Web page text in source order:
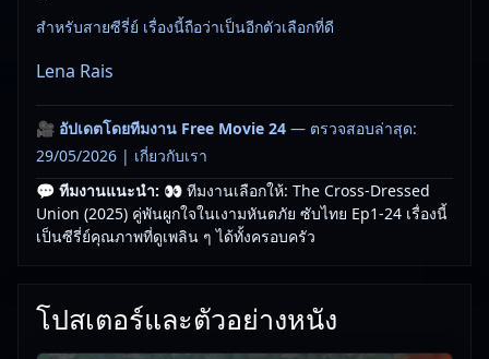
สำหรับสายซีรี่ย์ เรื่องนี้ถือว่าเป็นอีกตัวเลือกที่ดี
Lena Rais
🎥 อัปเดตโดยทีมงาน Free Movie 24 — ตรวจสอบล่าสุด:
29/05/2026 | เกี่ยวกับเรา
💬 ทีมงานแนะนำ: 👀 ทีมงานเลือกให้: The Cross-Dressed
Union (2025) คู่พันผูกใจในเงามหันตภัย ซับไทย Ep1-24 เรื่องนี้
เป็นซีรี่ย์คุณภาพที่ดูเพลิน ๆ ได้ทั้งครอบครัว
โปสเตอร์และตัวอย่างหนัง